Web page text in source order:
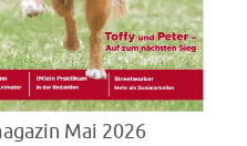
Mai 2026